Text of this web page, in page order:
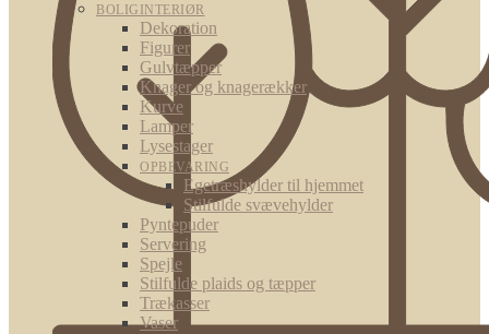
BOLIGINTERIØR
Dekoration
Figurer
Gulvtæpper
Knager og knagerækker
Kurve
Lamper
Lysestager
OPBEVARING
Egetræshylder til hjemmet
Stilfulde svævehylder
Pyntepuder
Servering
Spejle
Stilfulde plaids og tæpper
Trækasser
Vaser